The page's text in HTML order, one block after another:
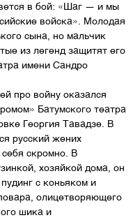
в бой: «Шаг — и мы
войска». Молодая
сына, но мальчик
из легенд защитят его
имени Сандро
про войну оказался
Батумского театра
Георгия Тавадзе. В
русский жених
себя скромно. В
хозяйкой дома, он
с коньяком и
олицетворяющего
шика и